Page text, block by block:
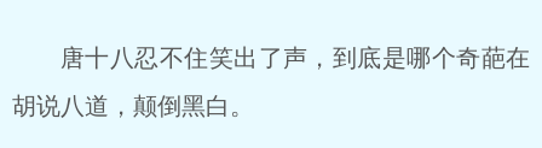
唐十八忍不住笑出了声，到底是哪个奇葩在
胡说八道，颠倒黑白。